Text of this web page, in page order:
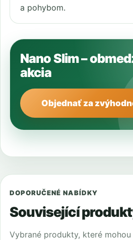
a pohybom.
Nano Slim –
akcia
Objednať za
DOPORUČENÉ NABÍDKY
Související
Vybrané produkty, které mohou